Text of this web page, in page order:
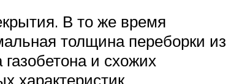
В то же время
толщина переборки из
и схожих
характеристик